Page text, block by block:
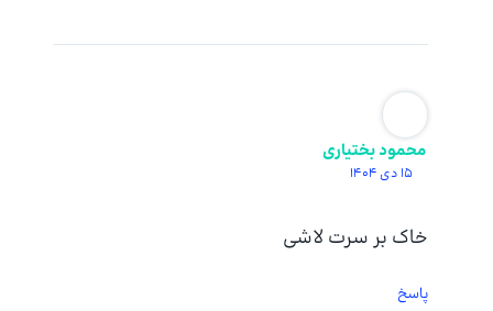
محمود بختیاری
15 دی 1404
خاک بر سرت لاشی
پاسخ